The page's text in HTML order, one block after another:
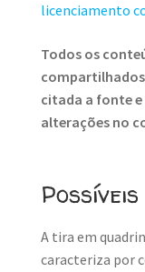
licenciamento
Todos os
compartilhados
citada a fonte
alterações no
A tira em
caracteriza por